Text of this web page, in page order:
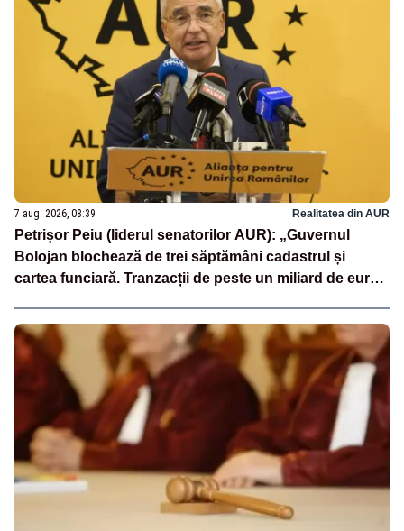
7 aug. 2026, 08:39 Realitatea din AUR
Petrișor Peiu (liderul senatorilor AUR): „Guvernul
Bolojan blochează de trei săptămâni cadastrul și
cartea funciară. Tranzacții de peste un miliard de euro
termen clar”